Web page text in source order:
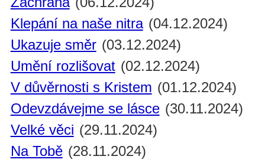
Klepání na naše nitra (04.12.2024)
Ukazuje směr (03.12.2024)
Umění rozlišovat (02.12.2024)
V důvěrnosti s Kristem (01.12.2024)
Odevzdávejme se lásce (30.11.2024)
Velké věci (29.11.2024)
Na Tobě (28.11.2024)